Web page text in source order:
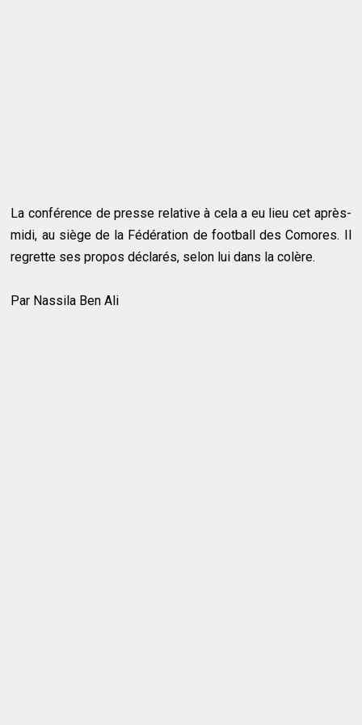
La conférence de presse relative à cela a eu lieu cet après-
midi, au siège de la Fédération de football des Comores. Il
regrette ses propos déclarés, selon lui dans la colère.
Par Nassila Ben Ali